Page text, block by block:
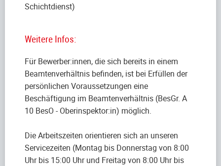
Schichtdienst)
Weitere Infos:
Für Bewerber:innen, die sich bereits in einem
Beamtenverhältnis befinden, ist bei Erfüllen der
persönlichen Voraussetzungen eine
Beschäftigung im Beamtenverhältnis (BesGr. A
10 BesO - Oberinspektor:in) möglich.
Die Arbeitszeiten orientieren sich an unseren
Servicezeiten (Montag bis Donnerstag von 8:00
Uhr bis 15:00 Uhr und Freitag von 8:00 Uhr bis